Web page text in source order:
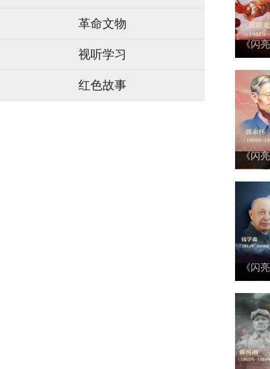
革命文物
视听学习
红色故事
《闪
《闪
《闪